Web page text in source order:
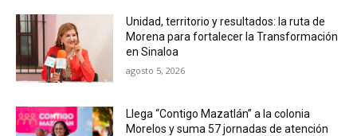
Unidad, territorio y resultados: la ruta de
Morena para fortalecer la Transformación
en Sinaloa
agosto 5, 2026
Llega “Contigo Mazatlán” a la colonia
Morelos y suma 57 jornadas de atención